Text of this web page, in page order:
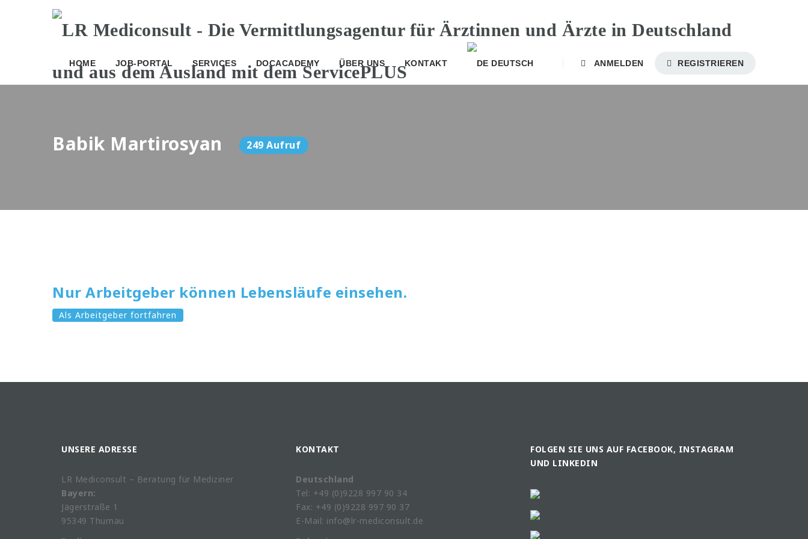
HOME JOB-PORTAL SERVICES DOCACADEMY ÜBER UNS KONTAKT DEUTSCH ANMELDEN REGISTRIEREN
Babik Martirosyan 249 Aufruf
Nur Arbeitgeber können Lebensläufe einsehen.
Als Arbeitgeber fortfahren
UNSERE ADRESSE
LR Mediconsult – Beratung für Mediziner
Bayern:
Jägerstraße 1
95349 Thurnau
KONTAKT
Deutschland
Tel: +49 (0)9228 997 90 34
Fax: +49 (0)9228 997 90 37
E-Mail: info@lr-mediconsult.de
FOLGEN SIE UNS AUF FACEBOOK, INSTAGRAM
UND LINKEDIN